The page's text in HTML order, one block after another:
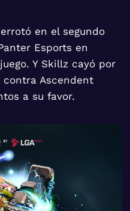
en el segundo
Esports en
Y Skillz cayó por
contra Ascendent
a su favor.